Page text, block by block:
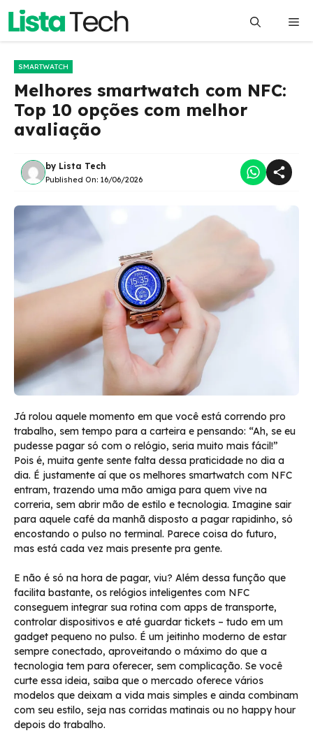
Pular
o
SMARTWATCH
Melhores smartwatch com NFC:
Top 10 opções com melhor
avaliação
by Lista Tech
Published On: 16/06/2026
Já rolou aquele momento em que você está correndo pro
trabalho, sem tempo para a carteira e pensando: “Ah, se eu
pudesse pagar só com o relógio, seria muito mais fácil!”
Pois é, muita gente sente falta dessa praticidade no dia a
dia. É justamente aí que os melhores smartwatch com NFC
entram, trazendo uma mão amiga para quem vive na
correria, sem abrir mão de estilo e tecnologia. Imagine sair
para aquele café da manhã disposto a pagar rapidinho, só
encostando o pulso no terminal. Parece coisa do futuro,
mas está cada vez mais presente pra gente.
E não é só na hora de pagar, viu? Além dessa função que
facilita bastante, os relógios inteligentes com NFC
conseguem integrar sua rotina com apps de transporte,
controlar dispositivos e até guardar tickets – tudo em um
gadget pequeno no pulso. É um jeitinho moderno de estar
sempre conectado, aproveitando o máximo do que a
tecnologia tem para oferecer, sem complicação. Se você
curte essa ideia, saiba que o mercado oferece vários
modelos que deixam a vida mais simples e ainda combinam
com seu estilo, seja nas corridas matinais ou no happy hour
depois do trabalho.